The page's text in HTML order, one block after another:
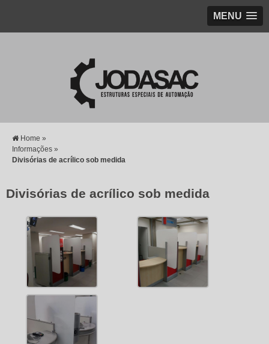
MENU
Home »
Informações »
Divisórias de acrílico sob medida
Divisórias de acrílico sob medida